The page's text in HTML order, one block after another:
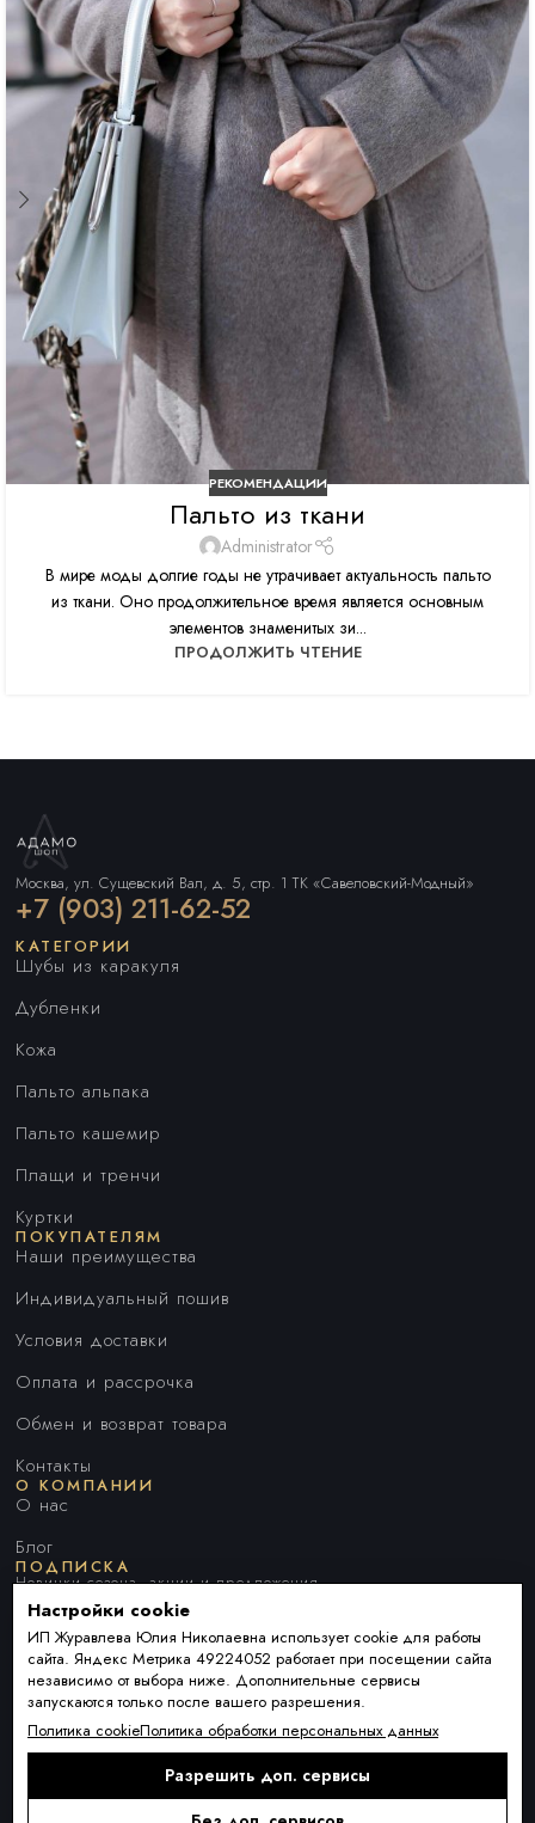
РЕКОМЕНДАЦИИ
Пальто из ткани
Administrator
В мире моды долгие годы не утрачивает актуальность пальто
из ткани. Оно продолжительное время является основным
элементов знаменитых зи...
ПРОДОЛЖИТЬ ЧТЕНИЕ
Москва, ул. Сущевский Вал, д. 5, стр. 1 ТК «Савеловский-Модный»
+7 (903) 211-62-52
КАТЕГОРИИ
Шубы из каракуля
Дубленки
Кожа
Пальто альпака
Пальто кашемир
Плащи и тренчи
Куртки
ПОКУПАТЕЛЯМ
Наши преимущества
Индивидуальный пошив
Условия доставки
Оплата и рассрочка
Обмен и возврат товара
Контакты
О КОМПАНИИ
О нас
Блог
ПОДПИСКА
Новинки сезона, акции и предложения
Я ДАЮ СОГЛАСИЕ НА ОБРАБОТКУ ПЕРСОНАЛЬНЫХ ДАННЫХ И
СОГЛАШАЮСЬ СПОЛИТИКОЙ ОБРАБОТКИ ПЕРСОНАЛЬНЫХ
ДАННЫХ
Подписаться
Настройки cookie
ИП Журавлева Юлия Николаевна использует cookie для работы
сайта. Яндекс Метрика 49224052 работает при посещении сайта
независимо от выбора ниже. Дополнительные сервисы
запускаются только после вашего разрешения.
Политика cookieПолитика обработки персональных данных
Разрешить доп. сервисы